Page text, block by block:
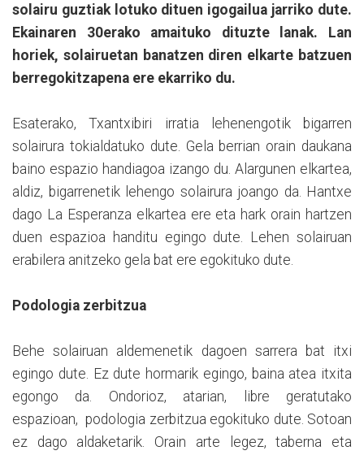
solairu guztiak lotuko dituen igogailua jarriko dute.
Ekainaren 30erako amaituko dituzte lanak. Lan
horiek, solairuetan banatzen diren elkarte batzuen
berregokitzapena ere ekarriko du.
Esaterako, Txantxibiri irratia lehenengotik bigarren
solairura tokialdatuko dute. Gela berrian orain daukana
baino espazio handiagoa izango du. Alargunen elkartea,
aldiz, bigarrenetik lehengo solairura joango da. Hantxe
dago La Esperanza elkartea ere eta hark orain hartzen
duen espazioa handitu egingo dute. Lehen solairuan
erabilera anitzeko gela bat ere egokituko dute.
Podologia zerbitzua
Behe solairuan aldemenetik dagoen sarrera bat itxi
egingo dute. Ez dute hormarik egingo, baina atea itxita
egongo da. Ondorioz, atarian, libre geratutako
espazioan, podologia zerbitzua egokituko dute. Sotoan
ez dago aldaketarik. Orain arte legez, taberna eta